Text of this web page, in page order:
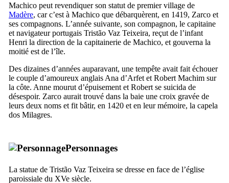
Machico peut revendiquer son statut de premier village de
Madère, car c’est à Machico que débarquèrent, en 1419, Zarco et
ses compagnons. L’année suivante, son compagnon, le capitaine
et navigateur portugais Tristão Vaz Teixeira, reçut de l’infant
Henri la direction de la capitainerie de Machico, et gouverna la
moitié est de l’île.
Des dizaines d’années auparavant, une tempête avait fait échouer
le couple d’amoureux anglais Ana d’Arfet et Robert Machim sur
la côte. Anne mourut d’épuisement et Robert se suicida de
désespoir. Zarco aurait trouvé dans la baie une croix gravée de
leurs deux noms et fit bâtir, en 1420 et en leur mémoire, la capela
dos Milagres.
Personnages
La statue de Tristão Vaz Teixeira se dresse en face de l’église
paroissiale du XVe siècle.